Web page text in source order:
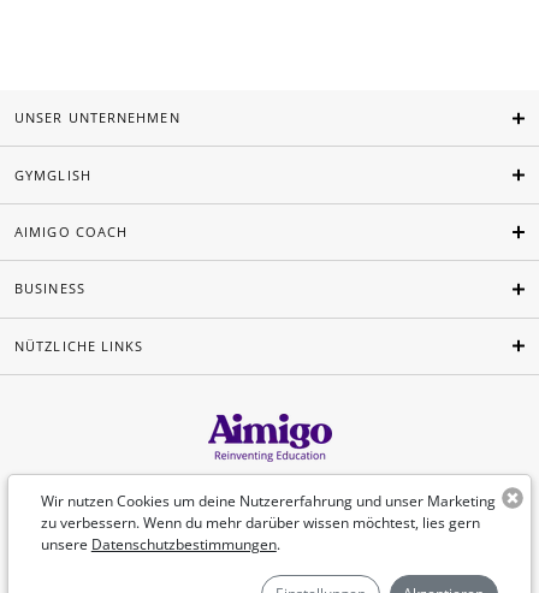
Wir nutzen Cookies um deine Nutzererfahrung und unser Marketing
zu verbessern. Wenn du mehr darüber wissen möchtest, lies gern
unsere Datenschutzbestimmungen.
UNSER UNTERNEHMEN
GYMGLISH
AIMIGO COACH
BUSINESS
NÜTZLICHE LINKS
Deutsch
©Aimigo 2026